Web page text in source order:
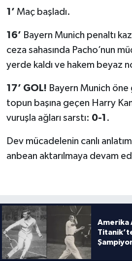
1’ Maç başladı.
16’ Bayern Munich penaltı
ceza sahasında Pacho’nun
yerde kaldı ve hakem beyaz
17’ GOL! Bayern Munich
topun başına geçen Harry
vuruşla ağları sarstı: 0-1 .
Dev mücadelenin canlı
anbean aktarılmaya devam
Amerika
At Yarışı
Bisiklet
Boks
Güreş
Motor Sporları
Futbolcular